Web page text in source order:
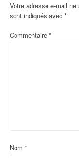
Votre adresse e-mail ne
sont indiqués avec *
Commentaire *
Nom *